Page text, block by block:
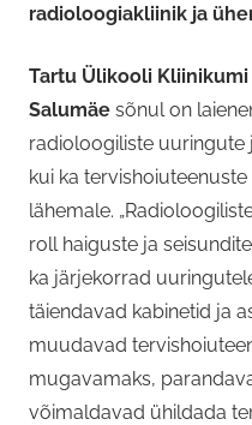
radioloogiakliinik ja
Tartu Ülikooli
Salumäe sõnul on
radioloogiliste
kui ka
lähemale.
roll haiguste ja
ka järjekorrad
täiendavad kabinetid ja
muudavad
mugavamaks,
võimaldavad ühildada